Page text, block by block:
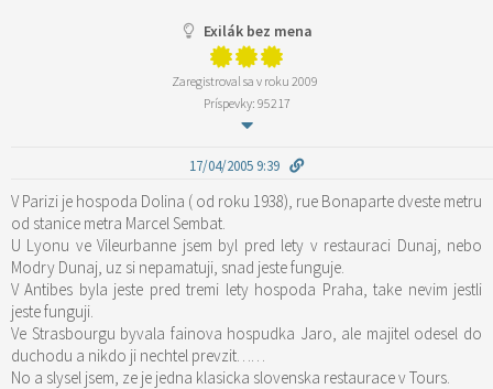
Exilák bez mena
Zaregistroval sa v roku 2009
Príspevky: 95217
17/04/2005 9:39
V Parizi je hospoda Dolina ( od roku 1938), rue Bonaparte dveste metru
od stanice metra Marcel Sembat.
U Lyonu ve Vileurbanne jsem byl pred lety v restauraci Dunaj, nebo
Modry Dunaj, uz si nepamatuji, snad jeste funguje.
V Antibes byla jeste pred tremi lety hospoda Praha, take nevim jestli
jeste funguji.
Ve Strasbourgu byvala fainova hospudka Jaro, ale majitel odesel do
duchodu a nikdo ji nechtel prevzit……
No a slysel jsem, ze je jedna klasicka slovenska restaurace v Tours.